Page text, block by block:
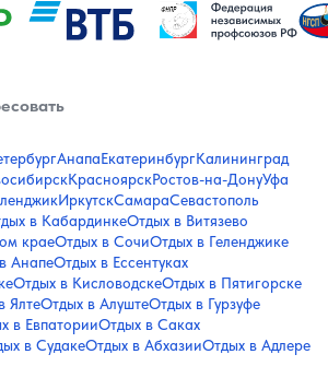
АнапаЕкатеринбургКалининград
КрасноярскРостов-на-ДонуУфа
ИркутскСамараСевастополь
в КабардинкеОтдых в Витязево
краеОтдых в СочиОтдых в Геленджике
АнапеОтдых в Ессентуках
Отдых в КисловодскеОтдых в Пятигорске
ЯлтеОтдых в АлуштеОтдых в Гурзуфе
в ЕвпаторииОтдых в Саках
в СудакеОтдых в АбхазииОтдых в Адлере